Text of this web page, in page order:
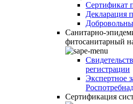
Сертификат
Декларация
Санитарно-
фитосанитарный
регистрации
Экспертное
Сертификация